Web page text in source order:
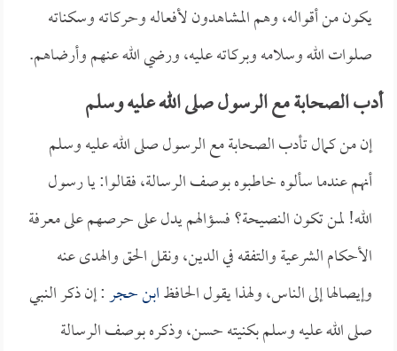
يكون من أقواله، وهم المشاهدون لأفعاله وحركاته وسكناته
صلوات الله وسلامه وبركاته عليه، ورضي الله عنهم وأرضاهم.
أدب الصحابة مع الرسول صلى الله عليه وسلم
إن من كمال تأدب الصحابة مع الرسول صلى الله عليه وسلم
أنهم عندما سألوه خاطبوه بوصف الرسالة، فقالوا: يا رسول
الله! لمن تكون النصيحة؟ فسؤالهم يدل على حرصهم على معرفة
الأحكام الشرعية والتفقه في الدين، ونقل الحق والهدى عنه
وإيصالها إلى الناس، ولهذا يقول الحافظابن حجر: إن ذكر النبي
صلى الله عليه وسلم بكنيته حسن، وذكره بوصف الرسالة